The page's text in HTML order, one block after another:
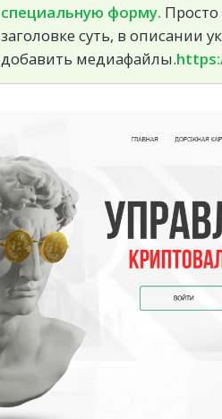
специальную форму. Просто
заголовке суть, в описании
добавить медиафайлы.